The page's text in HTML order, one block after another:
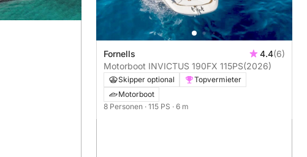
Fornells 4.4(6)
Motorboot INVICTUS 190FX 115PS(2026)
Skipper optional
Topvermieter
Motorboot
8 Personen · 115 PS · 6 m